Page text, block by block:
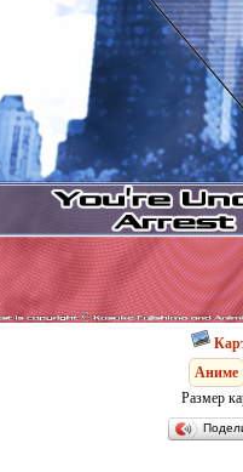
Аниме
Размер